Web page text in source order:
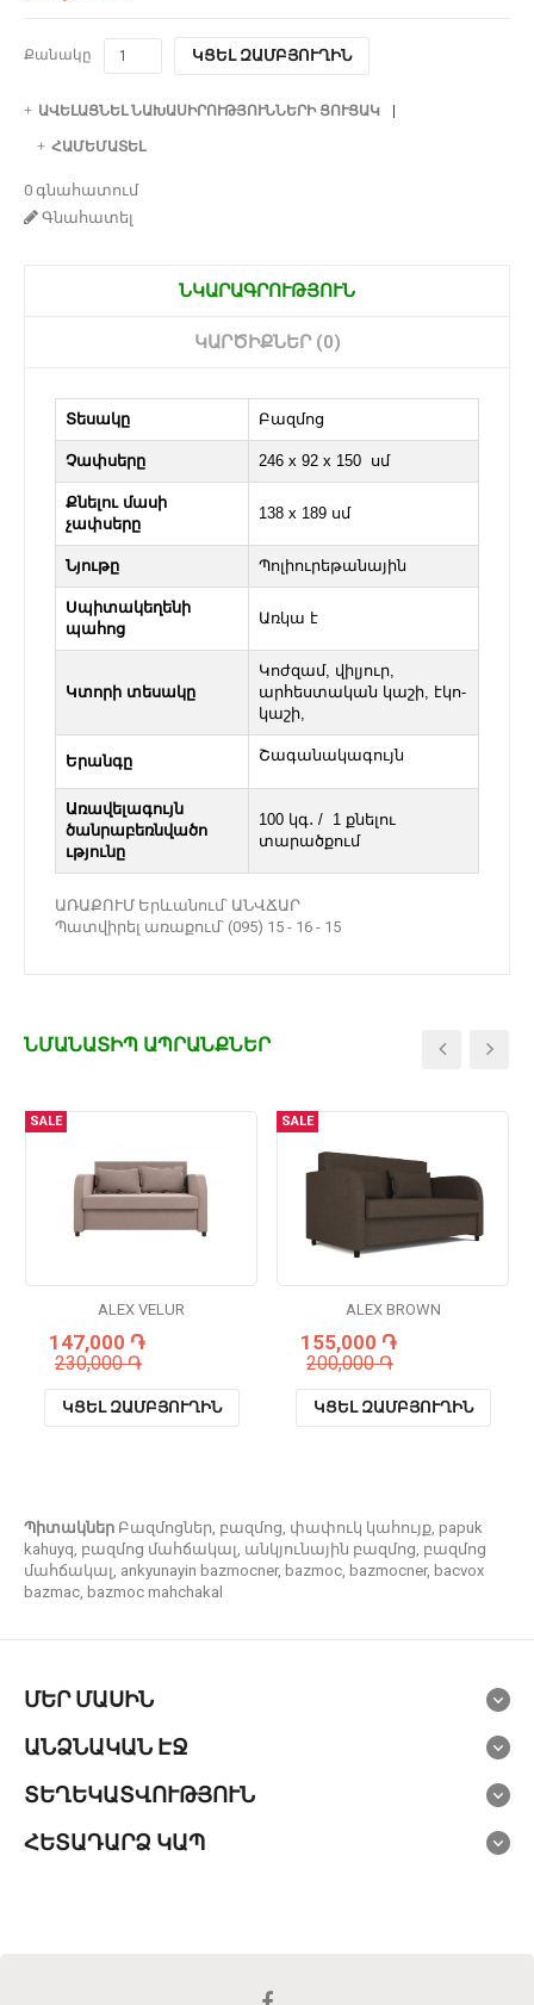
Քանակը ԿՑԵԼ ԶԱՄԲՅՈՒՂԻՆ
ԱՎԵԼԱՑՆԵԼ ՆԱԽԱՍԻՐՈՒԹՅՈՒՆՆԵՐԻ ՑՈՒՑԱԿ
ՀԱՄԵՄԱՏԵԼ
0 գնահատում
Գնահատել
ՆԿԱՐԱԳՐՈՒԹՅՈՒՆ
ԿԱՐԾԻՔՆԵՐ (0)
Տեսակը Բազմոց
Չափսերը 246 x 92 x 150 սմ
Քնելու մասի
չափսերը
138 х 189 սմ
Նյութը Պոլիուրեթանային
Սպիտակեղենի
պահոց
Առկա է
Կտորի տեսակը
Կոժզամ, վիլյուր,
արհեստական կաշի, էկո-
կաշի,
Երանգը Շագանակագույն
Առավելագույն
ծանրաբեռնվածո
ւթյունը
100 կգ․ / 1 քնելու
տարածքում
ԱՌԱՔՈՒՄ Երևանում՝ ԱՆՎՃԱՐ
Պատվիրել առաքում՝ (095) 15 - 16 - 15
ՆՄԱՆԱՏԻՊ ԱՊՐԱՆՔՆԵՐ
SALE
ALEX VELUR
147,000 ֏
230,000 ֏
ԿՑԵԼ ԶԱՄԲՅՈՒՂԻՆ
SALE
ALEX BROWN
155,000 ֏
200,000 ֏
ԿՑԵԼ ԶԱՄԲՅՈՒՂԻՆ
Պիտակներ Բազմոցներ բազմոց փափուկ կահույք papuk
kahuyq բազմոց մահճակալ անկյունային բազմոց բազմոց
մահճակալ ankyunayin bazmocner, bazmoc bazmocner, bacvox
bazmac bazmoc mahchakal
ՄԵՐ ՄԱՍԻՆ
ԱՆՁՆԱԿԱՆ ԷՋ
ՏԵՂԵԿԱՏՎՈՒԹՅՈՒՆ
ՀԵՏԱԴԱՐՁ ԿԱՊ